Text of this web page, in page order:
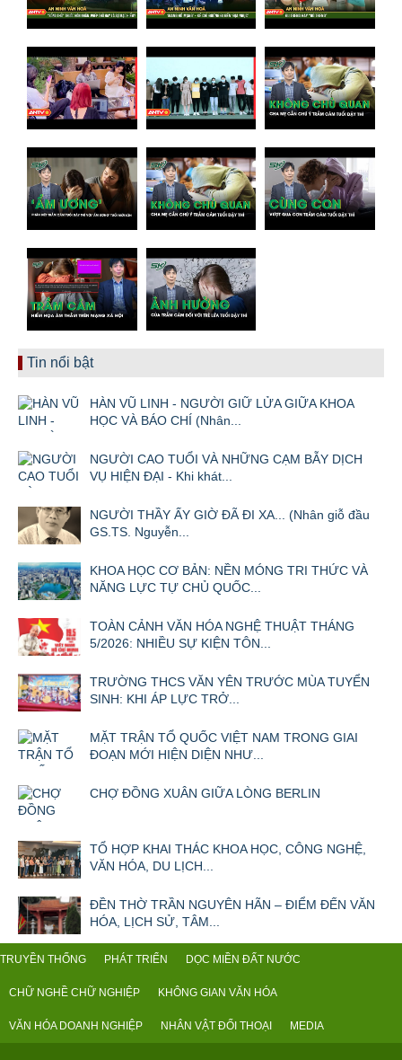
Tin nổi bật
HÀN VŨ LINH - NGƯỜI GIỮ LỬA GIỮA KHOA
HỌC VÀ BÁO CHÍ (Nhân...
NGƯỜI CAO TUỔI VÀ NHỮNG CẠM BẪY DỊCH
VỤ HIỆN ĐẠI - Khi khát...
NGƯỜI THẦY ẤY GIỜ ĐÃ ĐI XA... (Nhân giỗ đầu
GS.TS. Nguyễn...
KHOA HỌC CƠ BẢN: NỀN MÓNG TRI THỨC VÀ
NĂNG LỰC TỰ CHỦ QUỐC...
TOÀN CẢNH VĂN HÓA NGHỆ THUẬT THÁNG
5/2026: NHIỀU SỰ KIỆN TÔN...
TRƯỜNG THCS VĂN YÊN TRƯỚC MÙA TUYỂN
SINH: KHI ÁP LỰC TRỞ...
MẶT TRẬN TỔ QUỐC VIỆT NAM TRONG GIAI
ĐOẠN MỚI HIỆN DIỆN NHƯ...
CHỢ ĐỒNG XUÂN GIỮA LÒNG BERLIN
TỔ HỢP KHAI THÁC KHOA HỌC, CÔNG NGHỆ,
VĂN HÓA, DU LỊCH...
ĐỀN THỜ TRẦN NGUYÊN HÃN – ĐIỂM ĐẾN VĂN
HÓA, LỊCH SỬ, TÂM...
TRUYỀN THỐNG PHÁT TRIỂN DỌC MIỀN ĐẤT NƯỚC
CHỮ NGHỀ CHỮ NGHIỆP KHÔNG GIAN VĂN HÓA
VĂN HÓA DOANH NGHIỆP NHÂN VẬT ĐỐI THOẠI MEDIA